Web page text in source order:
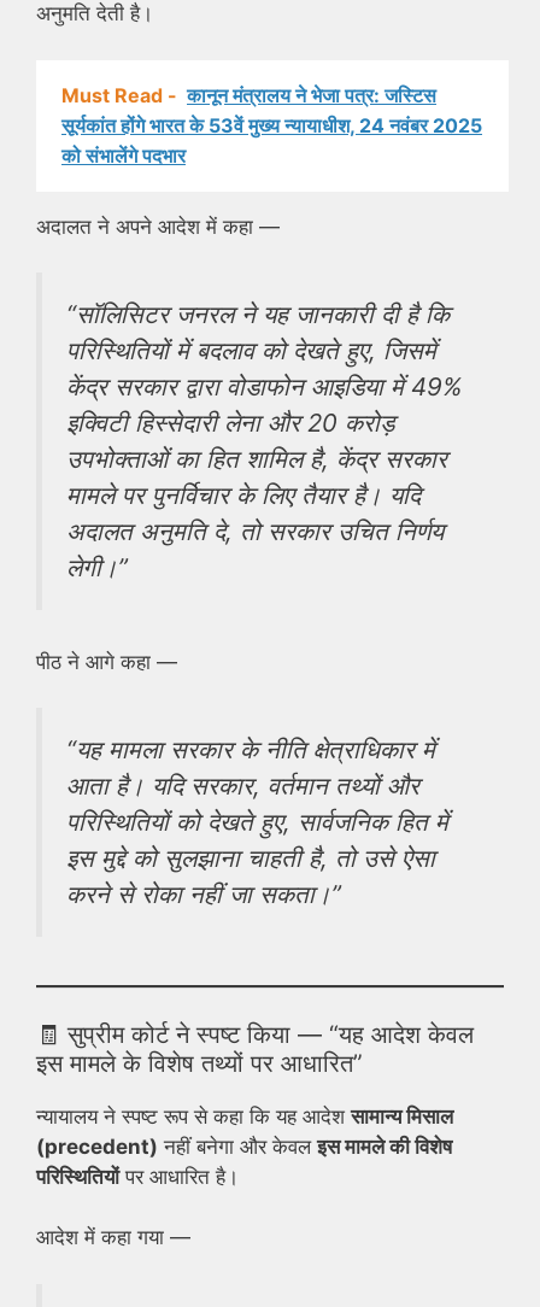
अनुमति देती है।
Must Read - कानून मंत्रालय ने भेजा पत्र: जस्टिस
सूर्यकांत होंगे भारत के 53वें मुख्य न्यायाधीश, 24 नवंबर 2025
को संभालेंगे पदभार
अदालत ने अपने आदेश में कहा —
“सॉलिसिटर जनरल ने यह जानकारी दी है कि
परिस्थितियों में बदलाव को देखते हुए, जिसमें
केंद्र सरकार द्वारा वोडाफोन आइडिया में 49%
इक्विटी हिस्सेदारी लेना और 20 करोड़
उपभोक्ताओं का हित शामिल है, केंद्र सरकार
मामले पर पुनर्विचार के लिए तैयार है। यदि
अदालत अनुमति दे, तो सरकार उचित निर्णय
लेगी।”
पीठ ने आगे कहा —
“यह मामला सरकार के नीति क्षेत्राधिकार में
आता है। यदि सरकार, वर्तमान तथ्यों और
परिस्थितियों को देखते हुए, सार्वजनिक हित में
इस मुद्दे को सुलझाना चाहती है, तो उसे ऐसा
करने से रोका नहीं जा सकता।”
🧾 सुप्रीम कोर्ट ने स्पष्ट किया — “यह आदेश केवल
इस मामले के विशेष तथ्यों पर आधारित”
न्यायालय ने स्पष्ट रूप से कहा कि यह आदेशसामान्य मिसाल
(precedent) नहीं बनेगा और केवलइस मामले की विशेष
परिस्थितियोंपर आधारित है।
आदेश में कहा गया —